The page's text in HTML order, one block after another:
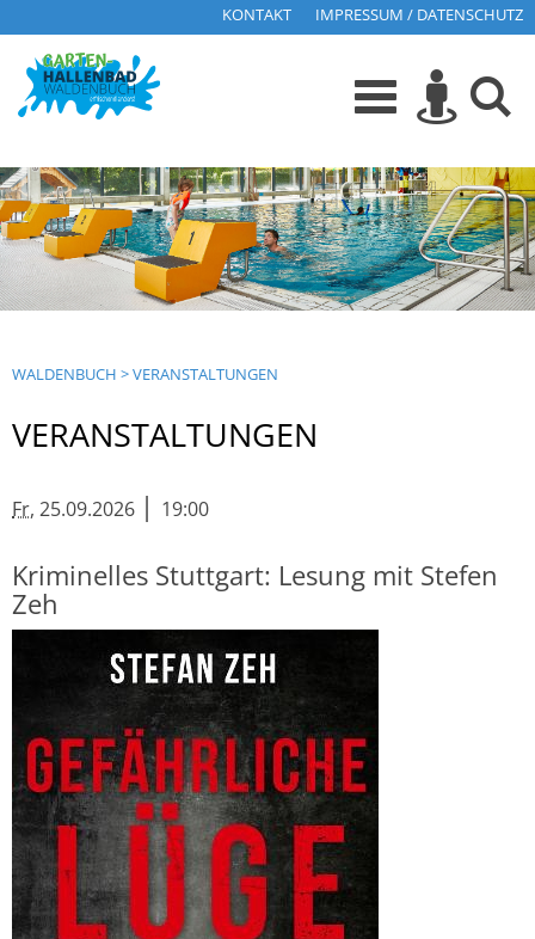
KONTAKT IMPRESSUM / DATENSCHUTZ
WALDENBUCH >VERANSTALTUNGEN
VERANSTALTUNGEN
Fr, 25.09.2026 | 19:00
Kriminelles Stuttgart: Lesung mit Stefen
Zeh